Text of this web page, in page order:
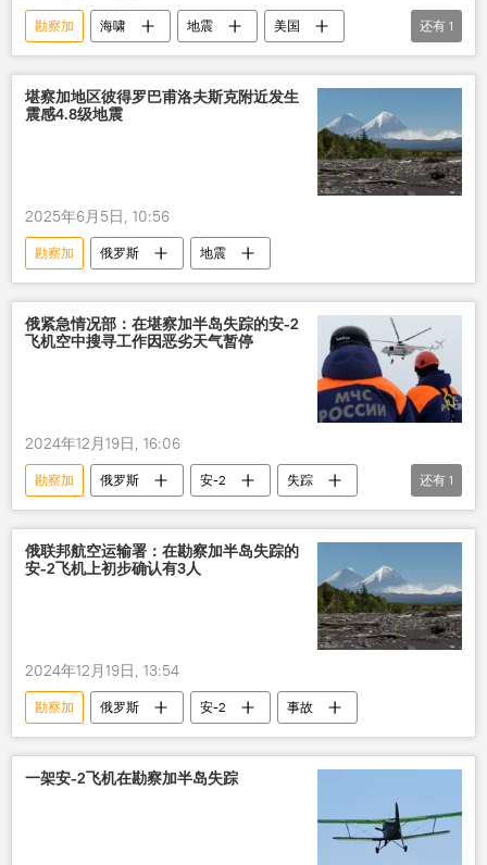
勘察加 海啸 地震
美国
加州
还有 1
堪察加地区彼得罗巴甫洛夫斯克附近发生
震感4.8级地震
2025年6月5日, 10:56
勘察加 俄罗斯 地震
俄紧急情况部：在堪察加半岛失踪的安-2
飞机空中搜寻工作因恶劣天气暂停
2024年12月19日, 16:06
勘察加 俄罗斯 安-2
失踪
搜寻工作
还有 1
俄联邦航空运输署：在勘察加半岛失踪的
安-2飞机上初步确认有3人
2024年12月19日, 13:54
勘察加 俄罗斯 安-2 事故
一架安-2飞机在勘察加半岛失踪